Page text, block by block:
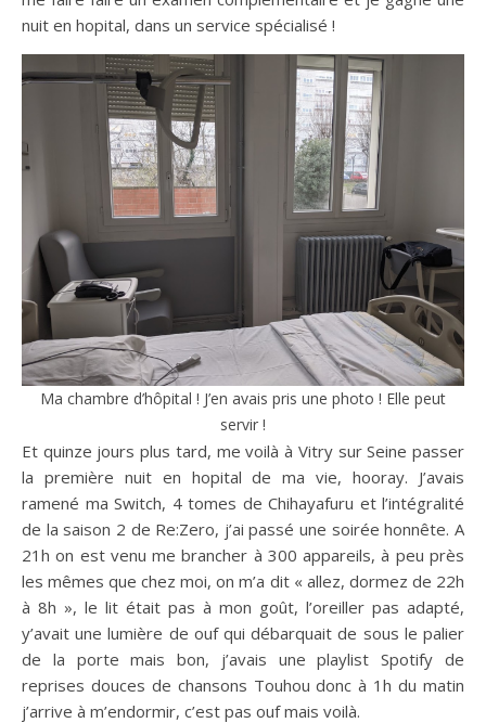
nuit en hopital, dans un service spécialisé !
Ma chambre d’hôpital ! J’en avais pris une photo ! Elle peut
servir !
Et quinze jours plus tard, me voilà à Vitry sur Seine passer
la première nuit en hopital de ma vie, hooray. J’avais
ramené ma Switch, 4 tomes de Chihayafuru et l’intégralité
de la saison 2 de Re:Zero, j’ai passé une soirée honnête. A
21h on est venu me brancher à 300 appareils, à peu près
les mêmes que chez moi, on m’a dit « allez, dormez de 22h
à 8h », le lit était pas à mon goût, l’oreiller pas adapté,
y’avait une lumière de ouf qui débarquait de sous le palier
de la porte mais bon, j’avais une playlist Spotify de
reprises douces de chansons Touhou donc à 1h du matin
j’arrive à m’endormir, c’est pas ouf mais voilà.